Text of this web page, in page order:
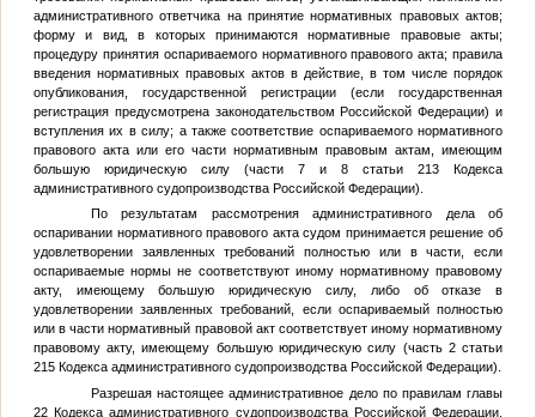
административного ответчика на принятие нормативных правовых актов;
форму и вид, в которых принимаются нормативные правовые акты;
процедуру принятия оспариваемого нормативного правового акта; правила
введения нормативных правовых актов в действие, в том числе порядок
опубликования, государственной регистрации (если государственная
регистрация предусмотрена законодательством Российской Федерации) и
вступления их в силу; а также соответствие оспариваемого нормативного
правового акта или его части нормативным правовым актам, имеющим
большую юридическую силу (части 7 и 8 статьи 213 Кодекса
административного судопроизводства Российской Федерации).
По результатам рассмотрения административного дела об
оспаривании нормативного правового акта судом принимается решение об
удовлетворении заявленных требований полностью или в части, если
оспариваемые нормы не соответствуют иному нормативному правовому
акту, имеющему большую юридическую силу, либо об отказе в
удовлетворении заявленных требований, если оспариваемый полностью
или в части нормативный правовой акт соответствует иному нормативному
правовому акту, имеющему большую юридическую силу (часть 2 статьи
215 Кодекса административного судопроизводства Российской Федерации).
Разрешая настоящее административное дело по правилам главы
22 Кодекса административного судопроизводства Российской Федерации,